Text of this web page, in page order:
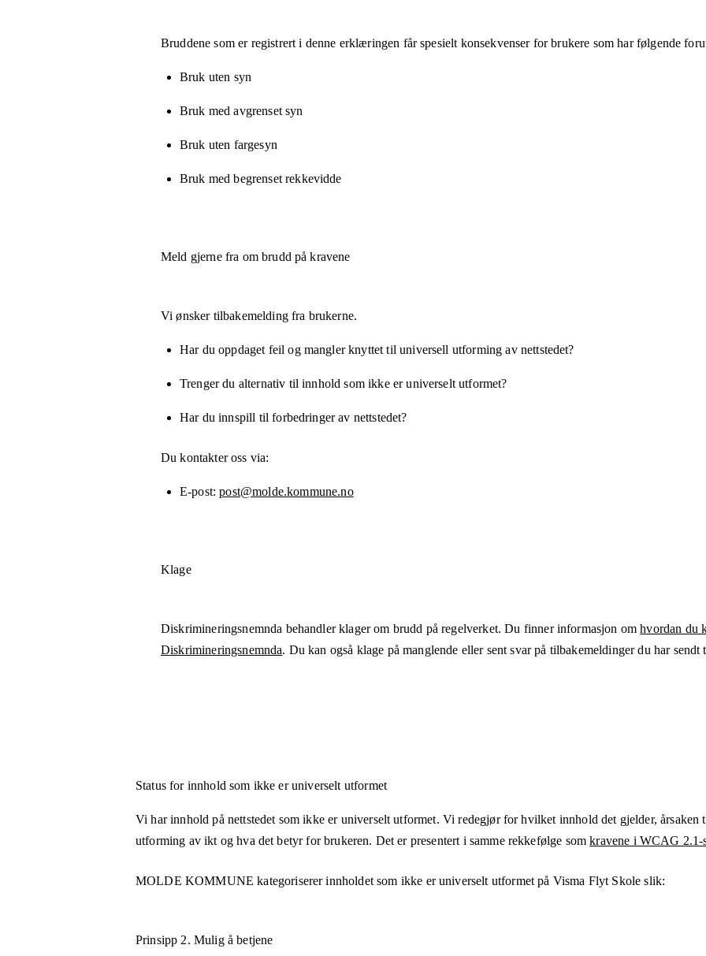
Bruddene som er registrert i denne erklæringen får spesielt konsekvenser for brukere som har følgende
Bruk uten syn
Bruk med avgrenset syn
Bruk uten fargesyn
Bruk med begrenset rekkevidde
Meld gjerne fra om brudd på kravene
Vi ønsker tilbakemelding fra brukerne.
Har du oppdaget feil og mangler knyttet til universell utforming av nettstedet?
Trenger du alternativ til innhold som ikke er universelt utformet?
Har du innspill til forbedringer av nettstedet?
Du kontakter oss via:
E-post post@molde.kommune.no
Klage
Diskrimineringsnemnda behandler klager om brudd på regelverket. Du finner informasjon omhvordan du
Diskrimineringsnemnda. Du kan også klage på manglende eller sent svar på tilbakemeldinger du har sendt
Status for innhold som ikke er universelt utformet
Vi har innhold på nettstedet som ikke er universelt utformet. Vi redegjør for hvilket innhold det gjelder,
utforming av ikt og hva det betyr for brukeren. Det er presentert i samme rekkefølge somkravene i WCAG 2.1-
MOLDE KOMMUNE kategoriserer innholdet som ikke er universelt utformet på Visma Flyt Skole slik:
Prinsipp 2. Mulig å betjene